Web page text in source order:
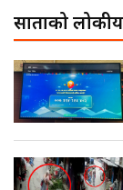
साताको लोकप्रीय